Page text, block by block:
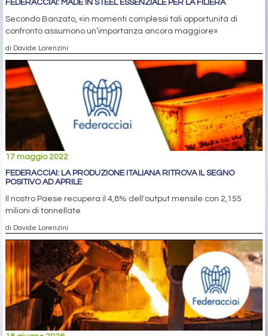
FEDERACCIAI: MADE IN STEEL ESSENZIALE PER LA FILIERA
Secondo Banzato, «in momenti complessi tali opportunità di
confronto assumono un’importanza ancora maggiore»
di Davide Lorenzini
17 maggio 2022
FEDERACCIAI: LA PRODUZIONE ITALIANA RITROVA IL SEGNO
POSITIVO AD APRILE
Il nostro Paese recupera il 4,8% dell'output mensile con 2,155
milioni di tonnellate
di Davide Lorenzini